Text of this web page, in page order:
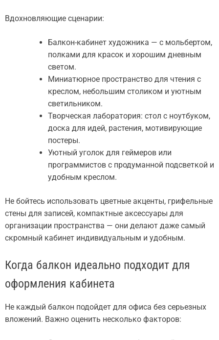
Вдохновляющие сценарии:
Балкон-кабинет художника — с мольбертом,
полками для красок и хорошим дневным
светом.
Миниатюрное пространство для чтения с
креслом, небольшим столиком и уютным
светильником.
Творческая лаборатория: стол с ноутбуком,
доска для идей, растения, мотивирующие
постеры.
Уютный уголок для геймеров или
программистов с продуманной подсветкой и
удобным креслом.
Не бойтесь использовать цветные акценты, грифельные
стены для записей, компактные аксессуары для
организации пространства — они делают даже самый
скромный кабинет индивидуальным и удобным.
Когда балкон идеально подходит для
оформления кабинета
Не каждый балкон подойдет для офиса без серьезных
вложений. Важно оценить несколько факторов: